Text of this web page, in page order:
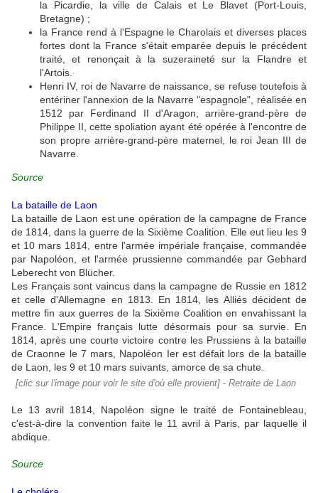
la Picardie, la ville de Calais et Le Blavet (Port-Louis,
Bretagne) ;
la France rend à l'Espagne le Charolais et diverses places
fortes dont la France s'était emparée depuis le précédent
traité, et renonçait à la suzeraineté sur la Flandre et
l'Artois.
Henri IV, roi de Navarre de naissance, se refuse toutefois à
entériner l'annexion de la Navarre "espagnole", réalisée en
1512 par Ferdinand II d'Aragon, arrière-grand-père de
Philippe II, cette spoliation ayant été opérée à l'encontre de
son propre arrière-grand-père maternel, le roi Jean III de
Navarre.
Source
La bataille de Laon
La bataille de Laon est une opération de la campagne de France
de 1814, dans la guerre de la Sixième Coalition. Elle eut lieu les 9
et 10 mars 1814, entre l'armée impériale française, commandée
par Napoléon, et l'armée prussienne commandée par Gebhard
Leberecht von Blücher.
Les Français sont vaincus dans la campagne de Russie en 1812
et celle d'Allemagne en 1813. En 1814, les Alliés décident de
mettre fin aux guerres de la Sixième Coalition en envahissant la
France. L'Empire français lutte désormais pour sa survie. En
1814, après une courte victoire contre les Prussiens à la bataille
de Craonne le 7 mars, Napoléon Ier est défait lors de la bataille
de Laon, les 9 et 10 mars suivants, amorce de sa chute.
[clic sur l'image pour voir le site d'où elle provient] - Retraite de Laon
Le 13 avril 1814, Napoléon signe le traité de Fontainebleau,
c'est-à-dire la convention faite le 11 avril à Paris, par laquelle il
abdique.
Source